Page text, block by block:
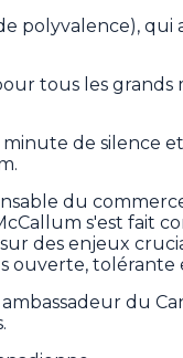
polyvalence), qui
tous les
de silence
du
s'est fait
des enjeux
ouverte, tolérante
du